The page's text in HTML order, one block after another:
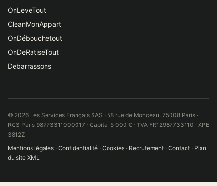
OnLeveTout
CleanMonAppart
OnDébouchetout
OnDeRatiseTout
Debarrassons
© 2026 Les Services Français SAS · 58 rue de Monceau, 75008 Paris ·
RCS Paris 98773311000017 · Capital 5 000 € · TVA FR12987733110 · APE
3812Z
Mentions légales · Confidentialité · Cookies · Recrutement · Contact · Plan
du site XML